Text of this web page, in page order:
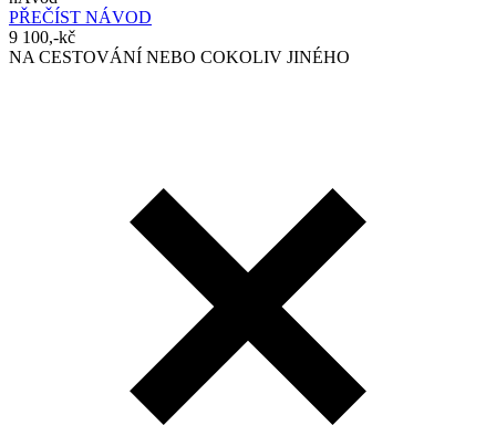
PŘEČÍST NÁVOD
9 100,-kč
NA CESTOVÁNÍ NEBO COKOLIV JINÉHO